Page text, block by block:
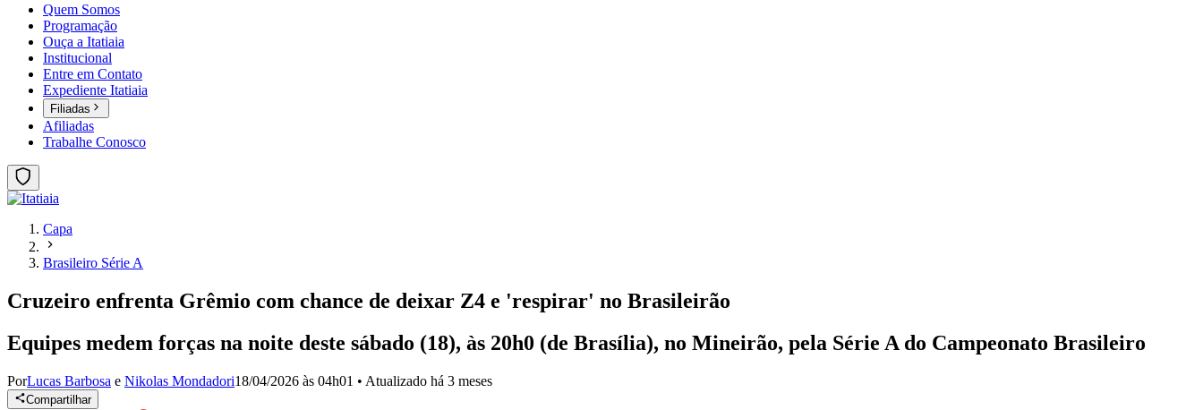
Quem Somos
Programação
Ouça a Itatiaia
Institucional
Entre em Contato
Expediente Itatiaia
Filiadas
Afiliadas
Trabalhe Conosco
Capa
Brasileiro Série A
Cruzeiro enfrenta Grêmio com chance de deixar Z4 e 'respirar' no Brasileirão
Equipes medem forças na noite deste sábado (18), às 20h0 (de Brasília), no Mineirão, pela Série A do Campeonato Brasileiro
PorLucas Barbosa e Nikolas Mondadori18/04/2026 às 04h01 • Atualizado há 3 meses
Compartilhar